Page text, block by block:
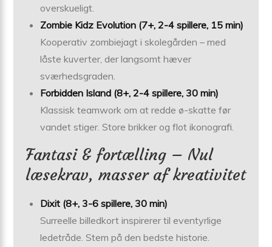
overskueligt.
Zombie Kidz Evolution (7+, 2-4 spillere, 15 min)
Kooperativ zombiejagt i skolegården – med
låste kuverter, der langsomt hæver
sværhedsgraden.
Forbidden Island (8+, 2-4 spillere, 30 min)
Klassisk teamwork om at redde ø-skatte før
vandet stiger. Store brikker og flot ikonografi.
Fantasi & fortælling – Nul
læsekrav, masser af kreativitet
Dixit (8+, 3-6 spillere, 30 min)
Surreelle billedkort inspirerer til eventyrlige
ledetråde. Stem på den bedste historie.